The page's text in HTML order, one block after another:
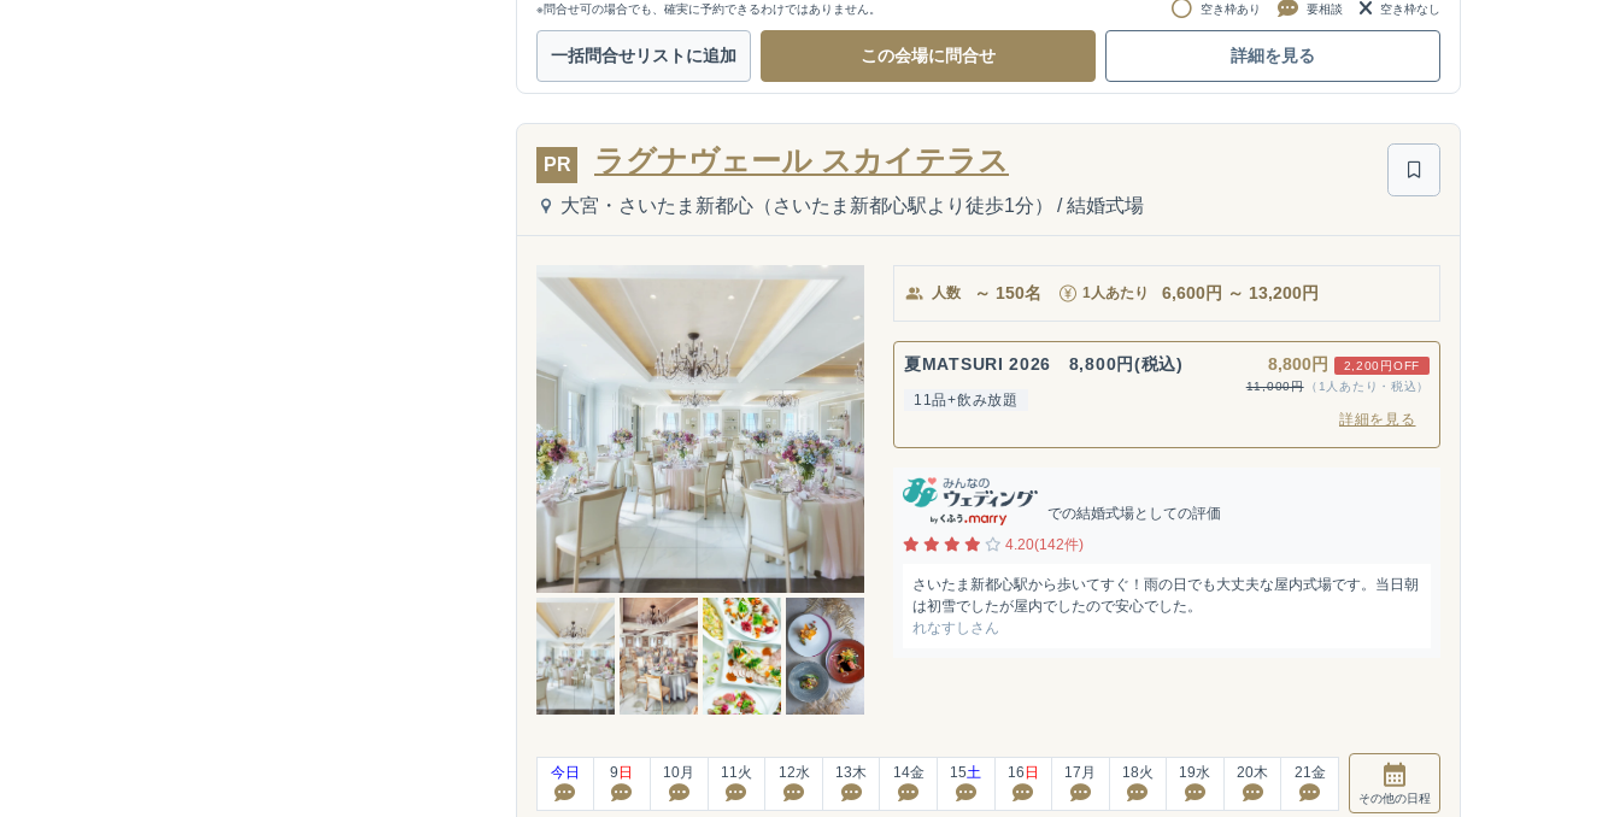
※問合せ可の場合でも、確実に予約できるわけではありません。 空き枠あり 要相談 空き枠なし
一括問合せリストに追加 この会場に問合せ 詳細を見る
PR ラグナヴェール スカイテラス
大宮・さいたま新都心（さいたま新都心駅より徒歩1分） / 結婚式場
人数 ～ 150名 1人あたり 6,600円 ～ 13,200円
夏MATSURI 2026 8,800円(税込)
11品+飲み放題
8,800円
2,200円OFF
11,000円
（1人あたり・税込）
詳細を見る
での結婚式場としての評価
4.20(142件)
さいたま新都心駅から歩いてすぐ！雨の日でも大丈夫な屋内式場です。当日朝
は初雪でしたが屋内でしたので安心でした。
れなすしさん
今日 9 日 10月 11 火 12水 13木 14金 15土 16 日 17 月 18火 19水 20木 21 金
その他の日程